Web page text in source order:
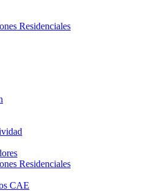
Residenciales
Residenciales
CAE